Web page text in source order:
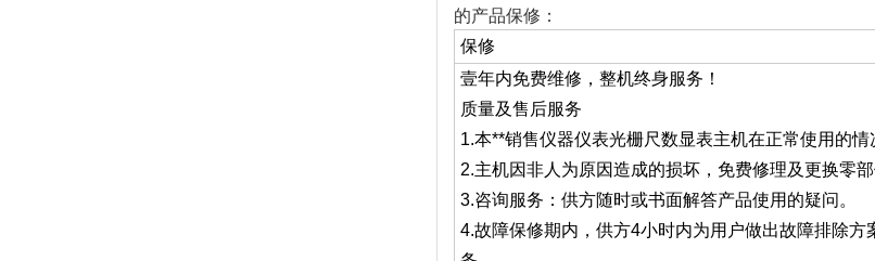
的产品保修：
保修
壹年内免费维修，整机终身服务！
质量及售后服务
1.本**销售仪器仪表光栅尺数显表主机在正常使用的情
2.主机因非人为原因造成的损坏，免费修理及更换零部
3.咨询服务：供方随时或书面解答产品使用的疑问。
4.故障保修期内，供方4小时内为用户做出故障排除方